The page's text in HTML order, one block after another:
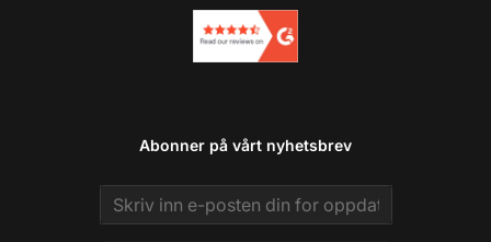
Abonner på vårt nyhetsbrev
Email address